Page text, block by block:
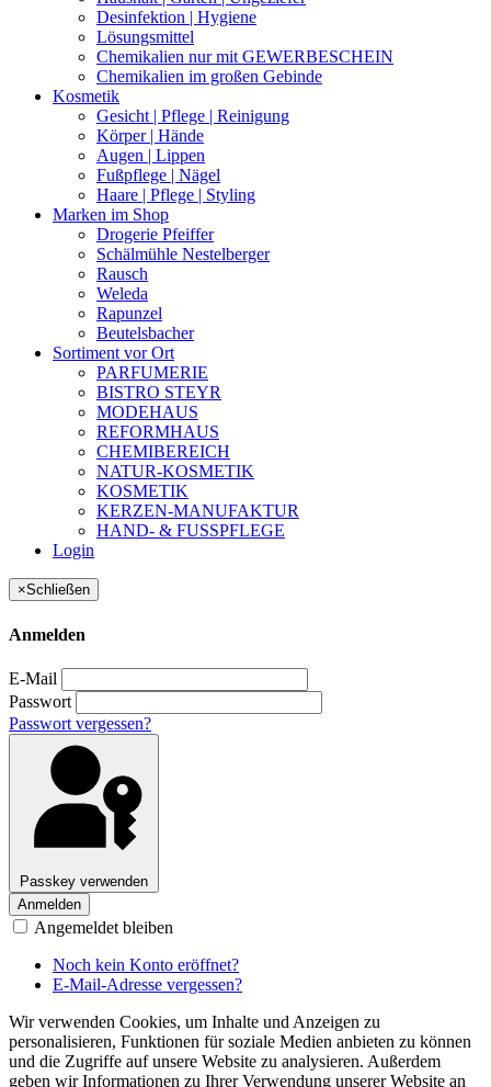
Desinfektion | Hygiene
Lösungsmittel
Chemikalien nur mit GEWERBESCHEIN
Chemikalien im großen Gebinde
Kosmetik
Gesicht | Pflege | Reinigung
Körper | Hände
Augen | Lippen
Fußpflege | Nägel
Haare | Pflege | Styling
Marken im Shop
Drogerie Pfeiffer
Schälmühle Nestelberger
Rausch
Weleda
Rapunzel
Beutelsbacher
Sortiment vor Ort
PARFUMERIE
BISTRO STEYR
MODEHAUS
REFORMHAUS
CHEMIBEREICH
NATUR-KOSMETIK
KOSMETIK
KERZEN-MANUFAKTUR
HAND- & FUSSPFLEGE
Login
×Schließen
Anmelden
E-Mail
Passwort
Passwort vergessen?
Passkey verwenden
Anmelden
Angemeldet bleiben
Noch kein Konto eröffnet?
E-Mail-Adresse vergessen?
Wir verwenden Cookies, um Inhalte und Anzeigen zu
personalisieren, Funktionen für soziale Medien anbieten zu können
und die Zugriffe auf unsere Website zu analysieren. Außerdem
geben wir Informationen zu Ihrer Verwendung unserer Website an